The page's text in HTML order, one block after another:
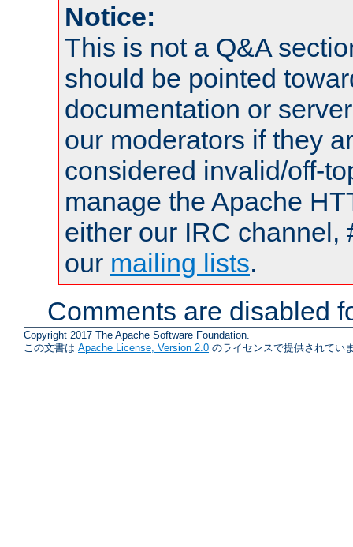
Notice:
This is not a Q&A
should be pointed
documentation or
our moderators if they
considered invalid/off-
manage the Apache
either our IRC channel,
our mailing lists.
Comments are disabled
Copyright 2017 The Apache Software Foundation.
この文書は Apache License, Version 2.0 のライセンスで提供されてい